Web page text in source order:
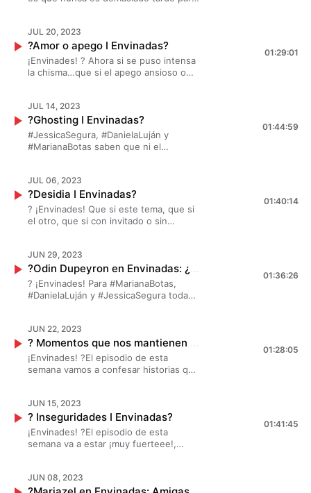
#DanielaLujan #JessicaSegura y
#MarianaBotas lo van a probar. ? ¡Se
puso muy intenso! ?
JUL 20, 2023
?Amor o apego I Envinadas?
¡Envinades! ? Ahora si se puso intensa
la chisma…que si el apego ansioso o
#MarianaBotas #JessicaSegura y
#DanielaLuján van a descubrir si es
amor o apego. ¡No se vale llamarle al
ex! ?
01:29:01
JUL 14, 2023
?Ghosting I Envinadas?
#JessicaSegura, #DanielaLuján y
#MarianaBotas saben que ni el
ghosteadas, por eso esta semana
vamos a revelar historias exclusivas del
famoso #Ghosting ¡Este es un episodio
que no se pueden perder! ??
01:44:59
JUL 06, 2023
?Desidia I Envinadas?
? ¡Envinades! Que si este tema, que si
el otro, que si con invitado o sin
pusieron de acuerdo! y nos hablarán
de la desidia. ¡Se pusó bien bueno! ?
01:40:14
JUN 29, 2023
? ¡Envinades! Para #MarianaBotas,
#DanielaLuján y #JessicaSegura todas
hacerlo y esta semana nos acompaña
para darnos una manita para que no
caigamos en este hoyo llamado vida
¡No se lo pueden perder! ?
01:36:26
JUN 22, 2023
¡Envinades! ?El episodio de esta
semana vamos a confesar historias que
humildes, dices tú. ¡Se puso bueno! ?
¡Descúbrelo en este nuevo episodio! ?
01:28:05
JUN 15, 2023
? Inseguridades I Envinadas?
¡Envinades! ?El episodio de esta
semana va a estar ¡muy fuerteee!,
inseguridades que cada una de
01:41:45
JUN 08, 2023